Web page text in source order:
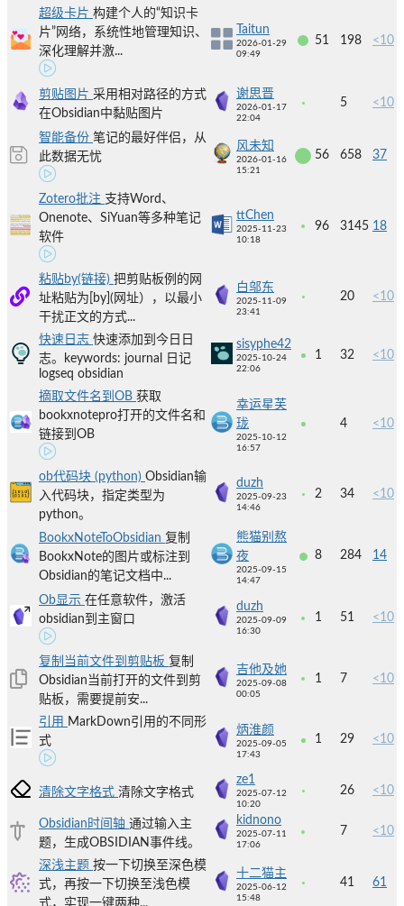
超级卡片 构建个人的“知识卡
片”网络，系统性地管理知识、
深化理解并激...
Taitun
2026-01-29
09:49
51 198 <10
剪贴图片 采用相对路径的方式
在Obsidian中黏贴图片
谢思晋
2026-01-17
22:04
5 <10
智能备份 笔记的最好伴侣，从
此数据无忧
风未知
2026-01-16
15:21
56 658 37
Zotero批注 支持Word、
Onenote、SiYuan等多种笔记
软件
ttChen
2025-11-23
10:18
96 3145 18
粘贴by(链接) 把剪贴板例的网
址粘贴为[by](网址），以最小
干扰正文的方式...
白邬东
2025-11-09
23:41
20 <10
快速日志 快速添加到今日日
志。keywords: journal 日记
logseq obsidian
sisyphe42
2025-10-24
22:06
1 32 <10
摘取文件名到OB 获取
bookxnotepro打开的文件名和
链接到OB
幸运星芙
珑
2025-10-12
16:57
4 <10
ob代码块 (python) Obsidian输
入代码块，指定类型为
python。
duzh
2025-09-23
14:46
2 34 <10
BookxNoteToObsidian 复制
BookxNote的图片或标注到
Obsidian的笔记文档中...
熊猫别熬
夜
2025-09-15
14:47
8 284 14
Ob显示 在任意软件，激活
obsidian到主窗口
duzh
2025-09-09
16:30
1 51 <10
复制当前文件到剪贴板 复制
Obsidian当前打开的文件到剪
贴板，需要提前安...
吉他及她
2025-09-08
00:05
1 7 <10
引用 MarkDown引用的不同形
式
炳淮颜
2025-09-05
17:43
1 29 <10
清除文字格式 清除文字格式
ze1
2025-07-12
10:20
26 <10
Obsidian时间轴 通过输入主
题，生成OBSIDIAN事件线。
kidnono
2025-07-11
17:06
7 <10
深浅主题 按一下切换至深色模
式，再按一下切换至浅色模
式，实现一键两种...
十二猫主
2025-06-12
15:48
41 61